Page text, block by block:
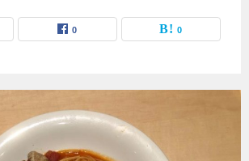
0 0